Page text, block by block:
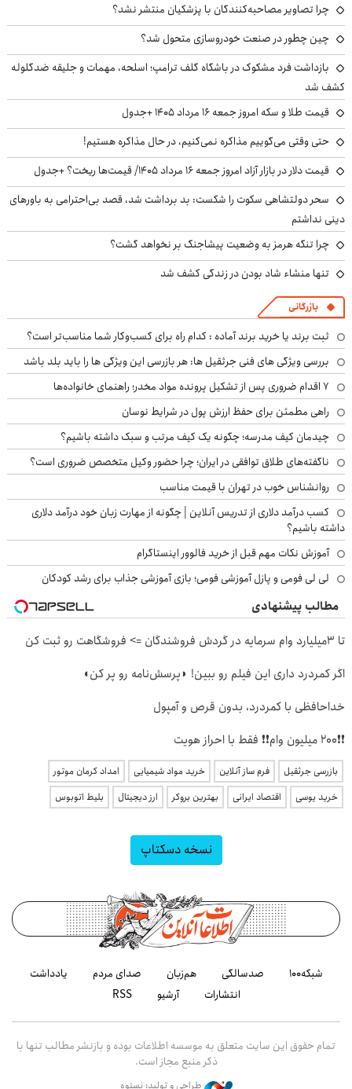
چرا تصاویر مصاحبه‌کنندگان با پزشکیان منتشر نشد؟
چین چطور در صنعت خودروسازی متحول شد؟
بازداشت فرد مشکوک در باشگاه گلف ترامپ؛ اسلحه، مهمات و جلیقه ضدگلوله
کشف شد
قیمت طلا و سکه امروز جمعه ۱۶ مرداد ۱۴۰۵ +جدول
حتی وقتی می‌گوییم مذاکره نمی‌کنیم، در حال مذاکره هستیم!
قیمت دلار در بازار آزاد امروز جمعه ۱۶ مرداد ۱۴۰۵/ قیمت‌ها ریخت؟ +جدول
سحر دولتشاهی سکوت را شکست: بد برداشت شد، قصد بی‌احترامی به باورهای
دینی نداشتم
چرا تنگه هرمز به وضعیت پیشاجنگ بر نخواهد گشت؟
تنها منشاء شاد بودن در زندگی کشف شد
بازرگانی
ثبت برند یا خرید برند آماده : کدام راه برای کسب‌وکار شما مناسب‌تر است؟
بررسی ویژگی های فنی جرثقیل ها: هر بازرسی این ویژگی ها را باید بلد باشد
۷ اقدام ضروری پس از تشکیل پرونده مواد مخدر؛ راهنمای خانواده‌ها
راهی مطمئن برای حفظ ارزش پول در شرایط نوسان
چیدمان کیف مدرسه؛ چگونه یک کیف مرتب و سبک داشته باشیم؟
ناگفته‌های طلاق توافقی در ایران؛ چرا حضور وکیل متخصص ضروری است؟
روانشناس خوب در تهران با قیمت مناسب
کسب درآمد دلاری از تدریس آنلاین | چگونه از مهارت زبان خود درآمد دلاری
داشته باشیم؟
آموزش نکات مهم قبل از خرید فالوور اینستاگرام
لی لی فومی و پازل آموزشی فومی؛ بازی آموزشی جذاب برای رشد کودکان
مطالب پیشنهادی
تا 3میلیارد وام سرمایه در گردش فروشندگان => فروشگاهت رو ثبت کن
اگر کمردرد داری این فیلم رو ببین! ◗پرسش‌نامه رو پر کن◖
خداحافظی با کمردرد، بدون قرص و آمپول
❗❗200 میلیون وام❗❗ فقط با احراز هویت
بازرسی جرثقیل فرم ساز آنلاین خرید مواد شیمیایی
امداد کرمان موتور
خرید یوسی
اقتصاد ایرانی بهترین بروکر ارز دیجیتال بلیط اتوبوس
نسخه دسکتاپ
شبکه۱۰۰ صدسالگی هم‌زبان صدای مردم
یادداشت
انتشارات
آرشیو RSS
تمام حقوق این سایت متعلق به موسسه اطلاعات بوده و بازنشر مطالب تنها با
ذکر منبع مجاز است.
طراحی و تولید: نستوه